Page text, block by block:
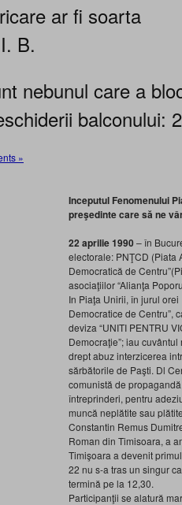
ar fi soarta
B.
nebunul care a
balconului:
»
Inceputul Fenomenului
preşedinte care să ne
22 aprilie 1990– în
electorale: PNŢCD (Piata
Democratică de
asociaţiilor “Alianţa
In Piaţa Unirii, în jurul
Democratice de Centru”,
deviza “UNITI PENTRU
Democraţie”; iau
drept abuz interzicerea
sărbătorile de Paşti. Dl
comunistă de
întreprinderi, pentru
muncă neplătite sau
Constantin Remus
Roman din Timisoara, a
Timişoara a devenit
22 nu s-a tras un singur
termină pe la 12,30.
Participanţii se alatură